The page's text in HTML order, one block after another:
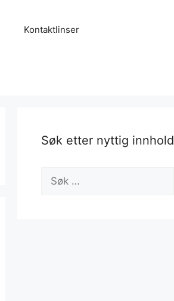
Kontaktlinser
Søk etter nyttig innhold
Søk
etter: